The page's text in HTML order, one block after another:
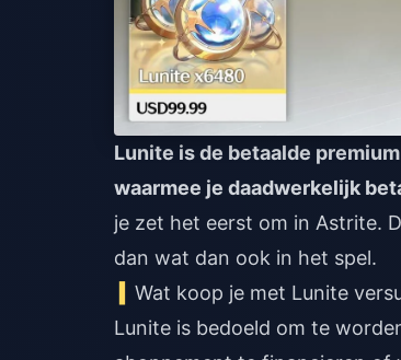
Lunite is de betaalde
waarmee je daadwerkelijk
je zet het eerst om in Astrite.
dan wat dan ook in het spel.
Wat koop je met Lunite
Lunite is bedoeld om te